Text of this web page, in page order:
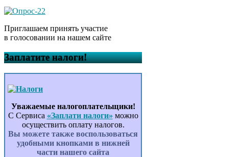
Приглашаем принять участие
в голосовании на нашем сайте
Заплатите налоги!
Уважаемые налогоплательщики!
С Сервиса «Заплати налоги» можно
осуществить оплату налогов.
Вы можете также воспользоваться
удобными кнопками в нижней
части нашего сайта